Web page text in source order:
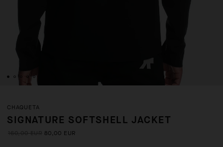
CHAQUETA
SIGNATURE SOFTSHELL JACKET
80,00 EUR